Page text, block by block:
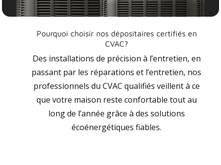
Pourquoi choisir nos dépositaires certifiés en
CVAC?
Des installations de précision à l’entretien, en
passant par les réparations et l’entretien, nos
professionnels du CVAC qualifiés veillent à ce
que votre maison reste confortable tout au
long de l’année grâce à des solutions
écoénergétiques fiables.